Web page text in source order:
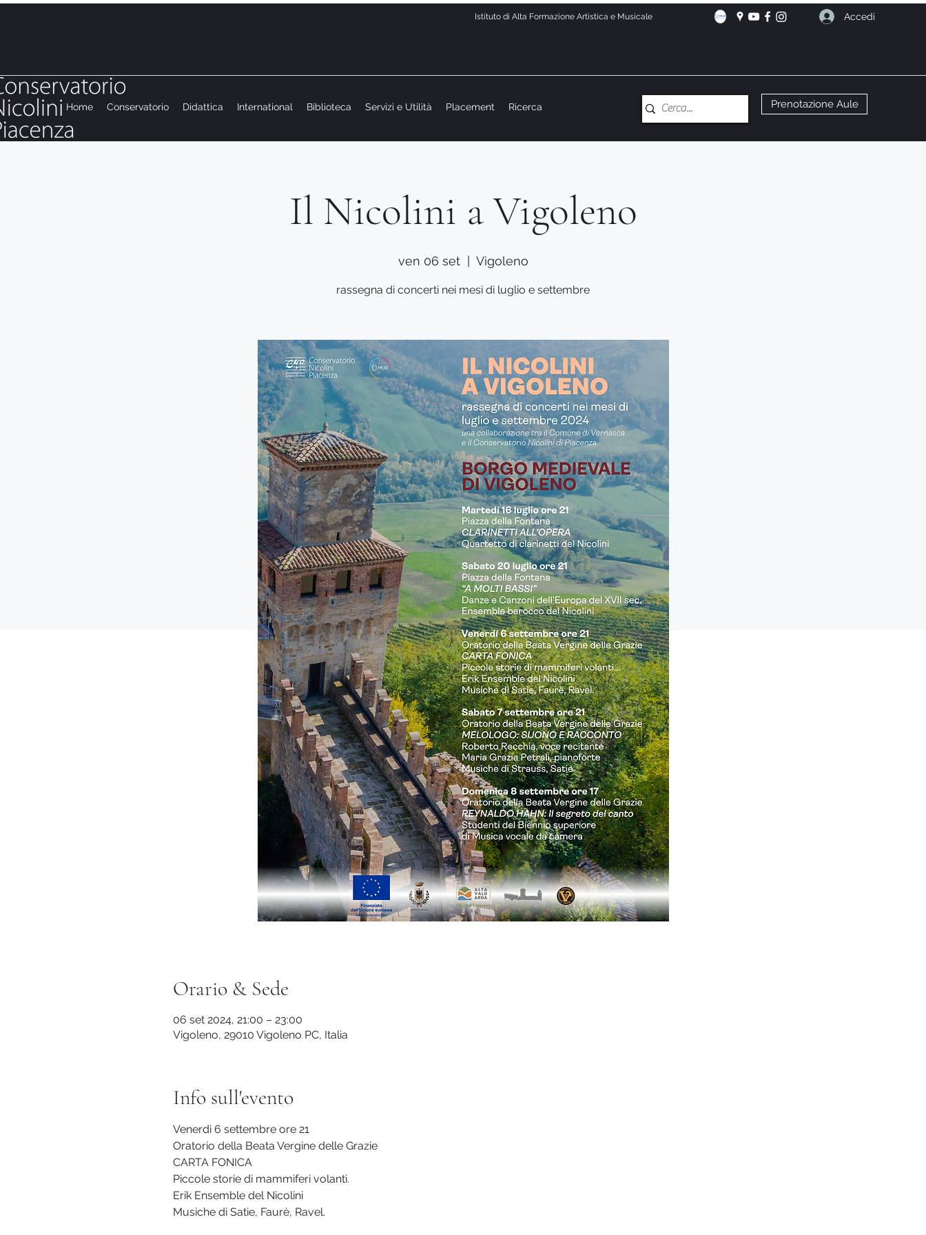
Istituto di Alta Formazione Artistica e Musicale Accedi
Home Conservatorio Didattica International Biblioteca Servizi e Utilità Placement Ricerca Prenotazione Aule
Il Nicolini a Vigoleno
ven 06 set
  |
Vigoleno
rassegna di concerti nei mesi di luglio e settembre
Orario & Sede
06 set 2024, 21:00 – 23:00
Vigoleno, 29010 Vigoleno PC, Italia
Info sull'evento
Venerdi 6 settembre ore 21
Oratorio della Beata Vergine delle Grazie
CARTA FONICA
Piccole storie di mammiferi volanti.
Erik Ensemble del Nicolini
Musiche di Satie, Faurè, Ravel.